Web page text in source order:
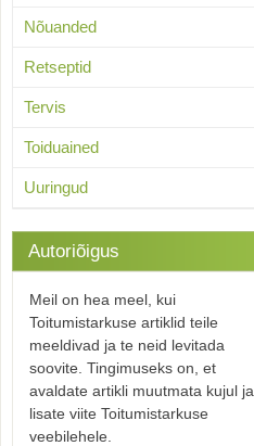
Nõuanded
Retseptid
Tervis
Toiduained
Uuringud
Autoriõigus
Meil on hea meel, kui
Toitumistarkuse artiklid teile
meeldivad ja te neid levitada
soovite. Tingimuseks on, et
avaldate artikli muutmata kujul ja
lisate viite Toitumistarkuse
veebilehele.